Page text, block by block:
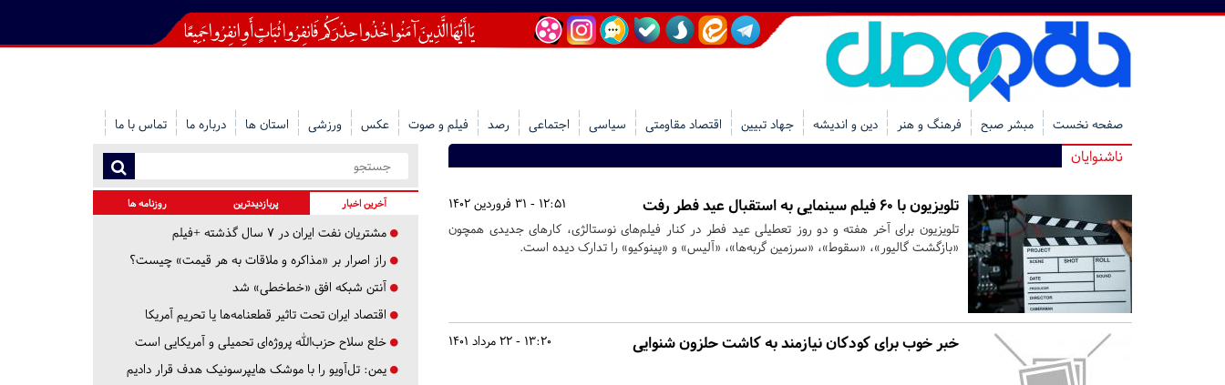
صفحه نخست مبشر صبح فرهنگ و هنر دین و اندیشه جهاد تبیین اقتصاد مقاومتی سیاسی اجتماعی رصد فیلم و صوت عکس ورزشی استان ها درباره ما تماس با ما
ناشنوایان
12:51 - 31 فروردین 1402 تلویزیون با ۶۰ فیلم سینمایی به استقبال عید فطر رفت
تلویزیون برای آخر هفته و دو روز تعطیلی عید فطر در کنار فیلم‌های نوستالژی، کارهای جدیدی همچون
«بازگشت گالیور»، «سقوط»، «سرزمین گربه‌ها»، «آلیس» و «پینوکیو» را تدارک دیده است.
13:20 - 22 مرداد 1401 خبر خوب برای کودکان نیازمند به کاشت حلزون شنوایی
آخرین اخبار پربازدیدترین روزنامه ها
مشتریان نفت ایران در ۷ سال گذشته +فیلم
راز اصرار بر «مذاکره و ملاقات به هر قیمت» چیست؟
آنتن شبکه افق «خط‌خطی» شد
اقتصاد ایران تحت تاثیر قطعنامه‌ها یا تحریم‌ آمریکا
خلع سلاح حزب‌الله پروژه‌ای تحمیلی و آمریکایی است
یمن: تل‌آویو را با موشک هایپرسونیک هدف قرار دادیم